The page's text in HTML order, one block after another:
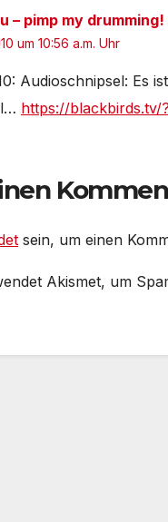
– pimp my
um 10:56 a.m. Uhr
Audioschnipsel: Es
https://blackbirds.tv/
sein, um einen
Akismet, um